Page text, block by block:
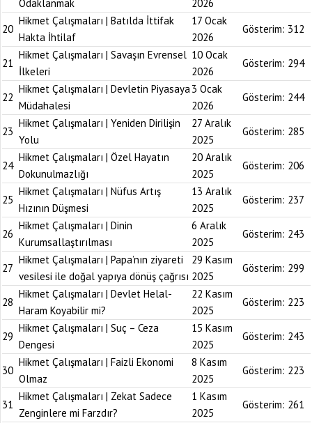
Odaklanmak
2026
20
Hikmet Çalışmaları | Batılda İttifak
Hakta İhtilaf
17 Ocak
2026
Gösterim: 312
21
Hikmet Çalışmaları | Savaşın Evrensel
İlkeleri
10 Ocak
2026
Gösterim: 294
22
Hikmet Çalışmaları | Devletin Piyasaya
Müdahalesi
3 Ocak
2026
Gösterim: 244
23
Hikmet Çalışmaları | Yeniden Dirilişin
Yolu
27 Aralık
2025
Gösterim: 285
24
Hikmet Çalışmaları | Özel Hayatın
Dokunulmazlığı
20 Aralık
2025
Gösterim: 206
25
Hikmet Çalışmaları | Nüfus Artış
Hızının Düşmesi
13 Aralık
2025
Gösterim: 237
26
Hikmet Çalışmaları | Dinin
Kurumsallaştırılması
6 Aralık
2025
Gösterim: 243
27
Hikmet Çalışmaları | Papa’nın ziyareti
vesilesi ile doğal yapıya dönüş çağrısı
29 Kasım
2025
Gösterim: 299
28
Hikmet Çalışmaları | Devlet Helal-
Haram Koyabilir mi?
22 Kasım
2025
Gösterim: 223
29
Hikmet Çalışmaları | Suç – Ceza
Dengesi
15 Kasım
2025
Gösterim: 243
30
Hikmet Çalışmaları | Faizli Ekonomi
Olmaz
8 Kasım
2025
Gösterim: 223
31
Hikmet Çalışmaları | Zekat Sadece
Zenginlere mi Farzdır?
1 Kasım
2025
Gösterim: 261